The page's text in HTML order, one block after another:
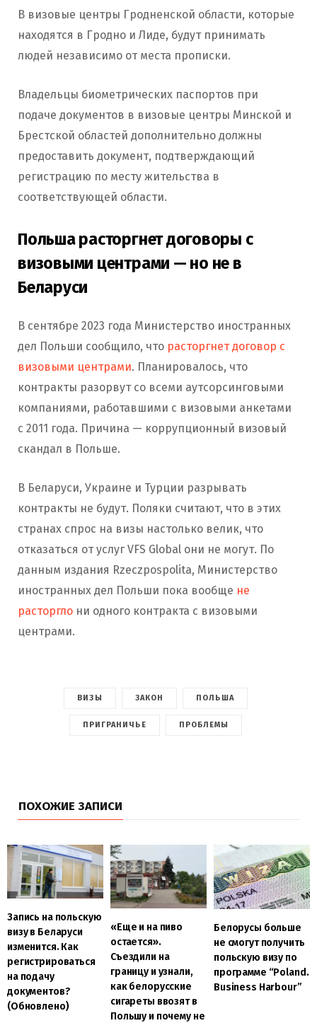
В визовые центры Гродненской области, которые
находятся в Гродно и Лиде, будут принимать
людей независимо от места прописки.
Владельцы биометрических паспортов при
подаче документов в визовые центры Минской и
Брестской областей дополнительно должны
предоставить документ, подтверждающий
регистрацию по месту жительства в
соответствующей области.
Польша расторгнет договоры с
визовыми центрами — но не в
Беларуси
В сентябре 2023 года Министерство иностранных
дел Польши сообщило, что расторгнет договор с
визовыми центрами. Планировалось, что
контракты разорвут со всеми аутсорсинговыми
компаниями, работавшими с визовыми анкетами
с 2011 года. Причина — коррупционный визовый
скандал в Польше.
В Беларуси, Украине и Турции разрывать
контракты не будут. Поляки считают, что в этих
странах спрос на визы настолько велик, что
отказаться от услуг VFS Global они не могут. По
данным издания Rzeczpospolita, Министерство
иностранных дел Польши пока вообще не
расторгло ни одного контракта с визовыми
центрами.
ВИЗЫ ЗАКОН ПОЛЬША
ПРИГРАНИЧЬЕ ПРОБЛЕМЫ
ПОХОЖИЕ ЗАПИСИ
Запись на польскую
визу в Беларуси
изменится. Как
регистрироваться
на подачу
документов?
(Обновлено)
«Еще и на пиво
остается».
Съездили на
границу и узнали,
как белорусские
сигареты ввозят в
Польшу и почему не
Белорусы больше
не смогут получить
польскую визу по
программе “Poland.
Business Harbour”